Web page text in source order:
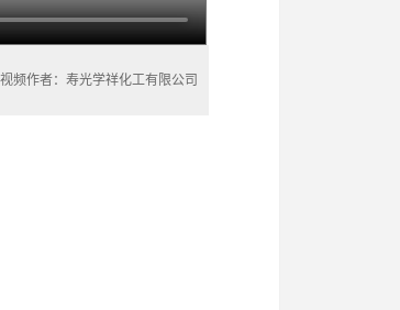
视频作者：寿光学祥化工有限公司